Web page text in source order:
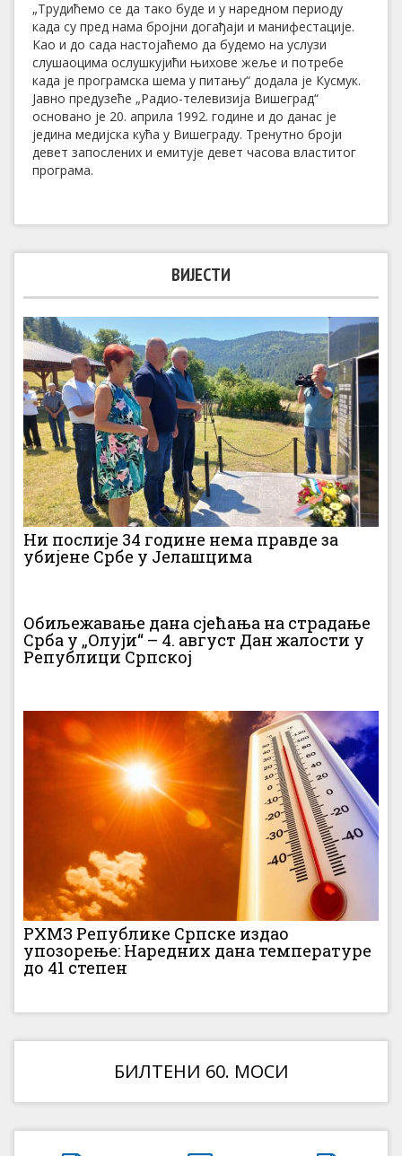
„Трудићемо се да тако буде и у наредном периоду
када су пред нама бројни догађаји и манифестације.
Као и до сада настојаћемо да будемо на услузи
слушаоцима ослушкујићи њихове жеље и потребе
када је програмска шема у питању“ додала је Кусмук.
Јавно предузеће „Радио-телевизија Вишеград“
основано је 20. априла 1992. године и до данас је
једина медијска кућа у Вишеграду. Тренутно броји
девет запослених и емитује девет часова властитог
програма.
ВИЈЕСТИ
Ни послије 34 године нема правде за
убијене Србе у Јелашцима
Обиљежавање дана сјећања на страдање
Срба у „Олуји“ – 4. август Дан жалости у
Републици Српској
РХМЗ Републике Српске издао
упозорење: Наредних дана температуре
до 41 степен
БИЛТЕНИ 60. МОСИ